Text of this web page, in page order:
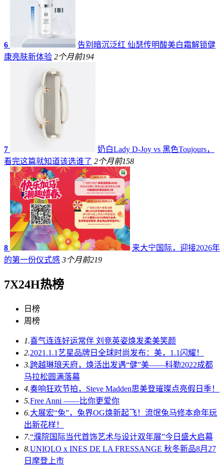
6
告别暗沉泛红 仙瑟传明酸美白霜解锁健
康亮肤新体验 2个月前194
7
奶白Lady D-Joy vs 黑色Toujours，
看完这篇就知道该选谁了 2个月前158
8
来大宁国际，迎接2026年
的第一份仪式感 3个月前219
7X24H热榜
日榜
周榜
1.喜气连连好运常伴 刘竞英姿焕发柔美笑颜
2.2021.1.1艺星品牌日全球时尚发布：美，1.1闪耀！
3.跨越琳琅天府，焕活出发遇“健”美——科勒2022成都
马拉松圆满落幕
4.奏响狂欢节拍，Steve Madden思美登璀璨点亮假日季！
5.Free Anni ——比你更爱你
6.大展宏“兔”，兔界OG焕新起飞！流氓兔马修本命年玩
出新花样！
7.“濮院国际当代首饰艺术与设计双年展”今日盛大启幕
8.UNIQLO x INES DE LA FRESSANGE 秋冬新品8月27
日摩登上市